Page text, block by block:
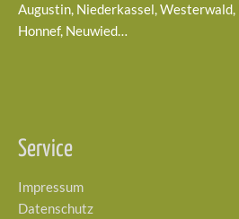
Augustin, Niederkassel,
Honnef, Neuwied…
Service
Impressum
Datenschutz